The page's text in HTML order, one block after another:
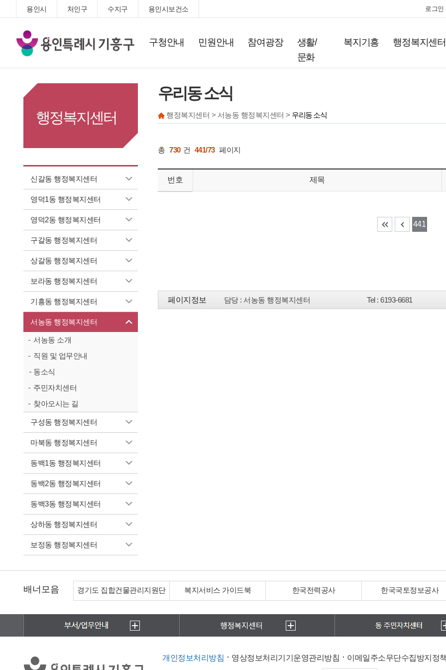
용인시 처인구 수지구 용인시보건소 로그인
기
흥
구청안내 민원안내 참여광장
생활/
문화
복지기흥 행정복지센터
행정복지센터
신갈동 행정복지센터
영덕1동 행정복지센터
영덕2동 행정복지센터
구갈동 행정복지센터
상갈동 행정복지센터
보라동 행정복지센터
기흥동 행정복지센터
서농동 행정복지센터
서농동 소개
직원 및 업무안내
동소식
주민자치센터
찾아오시는 길
구성동 행정복지센터
마북동 행정복지센터
동백1동 행정복지센터
동백2동 행정복지센터
동백3동 행정복지센터
상하동 행정복지센터
보정동 행정복지센터
우리동 소식
행정복지센터 > 서농동 행정복지센터 > 우리동 소식
총 730 건 441/73 페이지
번호 제목
441
페이지정보 담당: 서농동 행정복지센터 Tel: 6193-6681
배너모음 경기도 집합건물관리지원단 복지서비스 가이드북 한국전력공사 한국국토정보공사
개인정보처리방침 영상정보처리기기운영관리방침
이메일주소무단수집방지정